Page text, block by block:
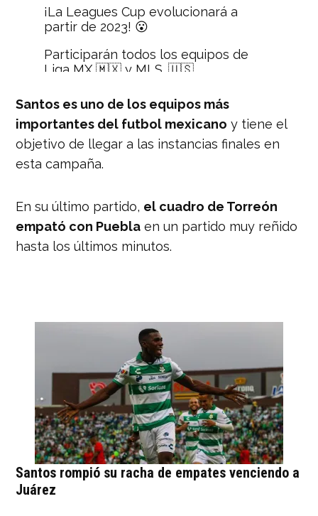
¡La Leagues Cup evolucionará a
partir de 2023! 😮
Participarán todos los equipos de
Liga MX 🇲🇽 y MLS. 🇺🇸
Servirá como clasificatorio a la
Concachampions. 👇
https://t.co/YSEY30T7FE
— Nación Deportes
(@naciondeportes_)
Santos es uno de los equipos más
importantes del futbol mexicano y tiene el
objetivo de llegar a las instancias finales en
esta campaña.
En su último partido, el cuadro de Torreón
empató con Puebla en un partido muy reñido
hasta los últimos minutos.
Santos rompió su racha de empates venciendo a
Juárez